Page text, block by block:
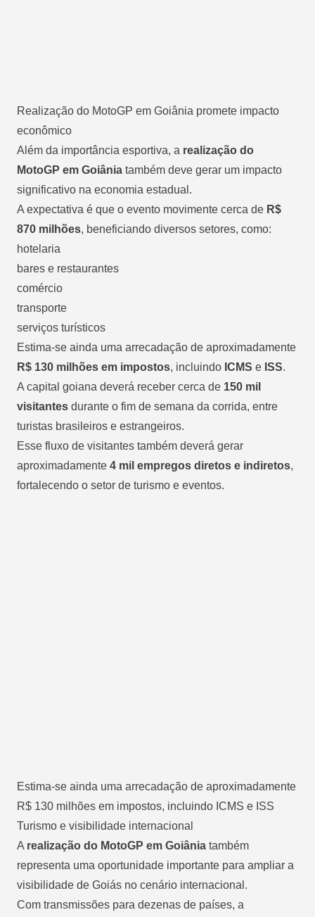
Realização do MotoGP em Goiânia promete impacto
econômico
Além da importância esportiva, a realização do
MotoGP em Goiânia também deve gerar um impacto
significativo na economia estadual.
A expectativa é que o evento movimente cerca de R$
870 milhões, beneficiando diversos setores, como:
hotelaria
bares e restaurantes
comércio
transporte
serviços turísticos
Estima-se ainda uma arrecadação de aproximadamente
R$ 130 milhões em impostos, incluindo ICMS e ISS.
A capital goiana deverá receber cerca de 150 mil
visitantes durante o fim de semana da corrida, entre
turistas brasileiros e estrangeiros.
Esse fluxo de visitantes também deverá gerar
aproximadamente 4 mil empregos diretos e indiretos,
fortalecendo o setor de turismo e eventos.
Estima-se ainda uma arrecadação de aproximadamente
R$ 130 milhões em impostos, incluindo ICMS e ISS
Turismo e visibilidade internacional
A realização do MotoGP em Goiânia também
representa uma oportunidade importante para ampliar a
visibilidade de Goiás no cenário internacional.
Com transmissões para dezenas de países, a